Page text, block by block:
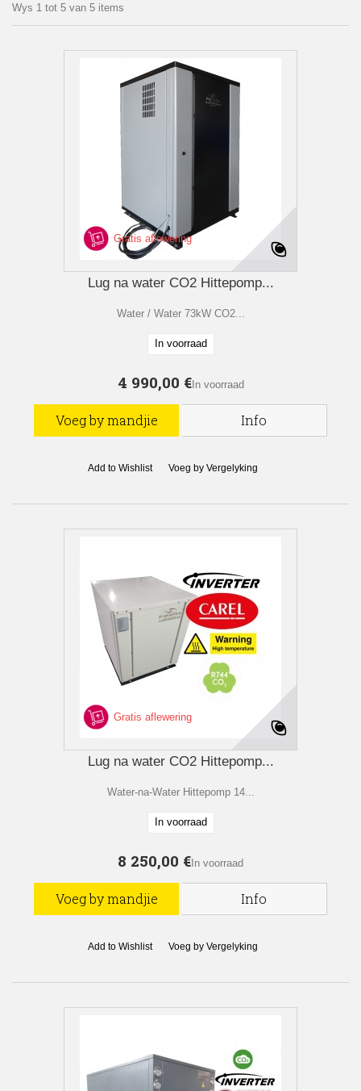
Wys 1 tot 5 van 5 items
Gratis aflewering
Lug na water CO2 Hittepomp...
Water / Water 73kW CO2...
In voorraad
4 990,00 €In voorraad
Voeg by mandjie Info
Add to Wishlist Voeg by Vergelyking
Gratis aflewering
Lug na water CO2 Hittepomp...
Water-na-Water Hittepomp 14...
In voorraad
8 250,00 € In voorraad
Voeg by mandjie Info
Add to Wishlist Voeg by Vergelyking